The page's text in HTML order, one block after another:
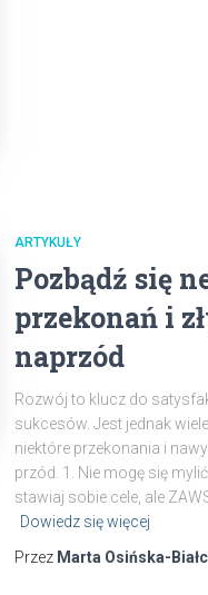
ARTYKUŁY
Pozbądź się
przekonań i
naprzód
Rozwój to klucz do
sukcesów. Jest jednak
niektóre przekonania i
przód. 1. Nie mogę się
stawiaj sobie cele, ale
Dowiedz się więcej
Przez Marta Osińska-